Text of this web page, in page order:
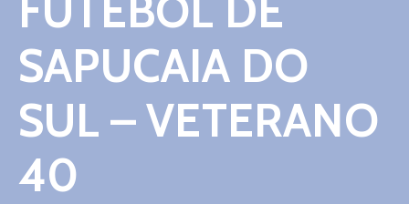
FUTEBOL DE
SAPUCAIA DO
SUL – VETERANO
40